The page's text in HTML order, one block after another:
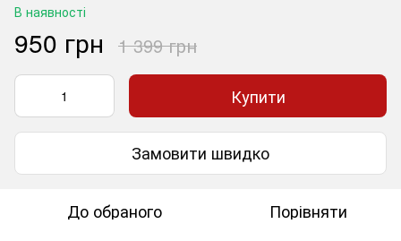
В наявності
950 грн 1 399 грн
Купити
Замовити швидко
До обраного Порівняти